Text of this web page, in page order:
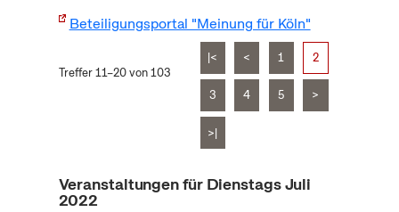
Beteiligungsportal "Meinung für Köln"
Treffer 11–20 von 103
|< < 1 2
3 4 5 >
>|
Veranstaltungen für Dienstags Juli
2022